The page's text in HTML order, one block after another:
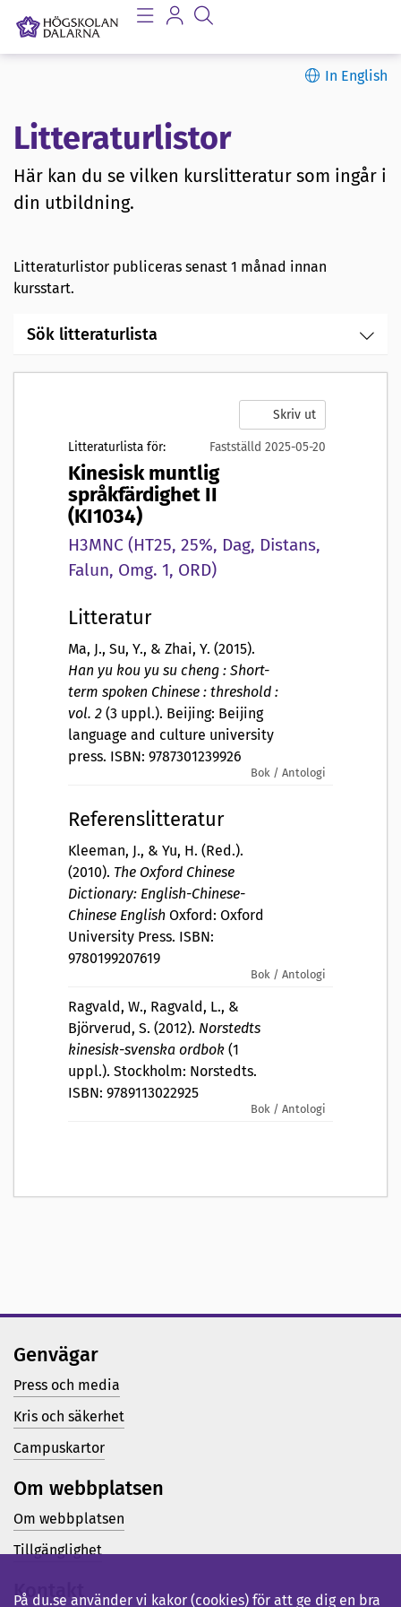
In English
Litteraturlistor
Här kan du se vilken kurslitteratur som ingår i
din utbildning.
Litteraturlistor publiceras senast 1 månad innan
kursstart.
Sök litteraturlista
Skriv ut
Litteraturlista för: Fastställd 2025-05-20
Kinesisk muntlig
språkfärdighet II
(KI1034)
H3MNC (HT25, 25%, Dag, Distans,
Falun, Omg. 1, ORD)
Litteratur
Ma, J., Su, Y., & Zhai, Y. (2015).
Han yu kou yu su cheng : Short-
term spoken Chinese : threshold :
vol. 2 (3 uppl.). Beijing: Beijing
language and culture university
press. ISBN: 9787301239926
Bok / Antologi
Referenslitteratur
Kleeman, J., & Yu, H. (Red.).
(2010). The Oxford Chinese
Dictionary: English-Chinese-
Chinese English Oxford: Oxford
University Press. ISBN:
9780199207619
Bok / Antologi
Ragvald, W., Ragvald, L., &
Björverud, S. (2012). Norstedts
kinesisk-svenska ordbok (1
uppl.). Stockholm: Norstedts.
ISBN: 9789113022925
Bok / Antologi
Genvägar
Press och media
Kris och säkerhet
Campuskartor
Om webbplatsen
Om webbplatsen
Tillgänglighet
Kontakt
På du.se använder vi kakor (cookies) för att ge dig en bra